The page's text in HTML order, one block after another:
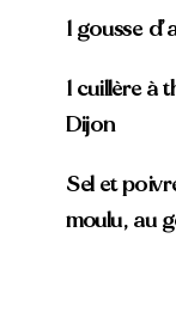
1 gousse
1 cuillère à
Dijon
Sel et
moulu, au